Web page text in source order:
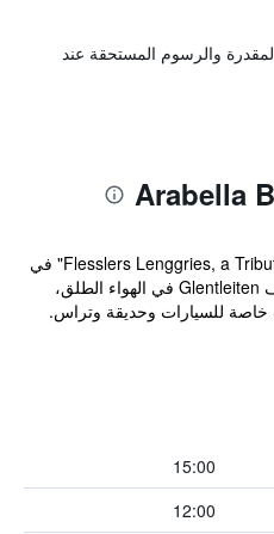
والرسوم المستحقة عند
يقع مكان إقامة "Flesslers Lenggries, a Tribute Portfolio Hotel" في
لينغريس، على بعد 40 كم من متحف Glentleiten في الهواء الطلق،
خاصة للسيارات وحديقة وتراس.
15:00
12:00